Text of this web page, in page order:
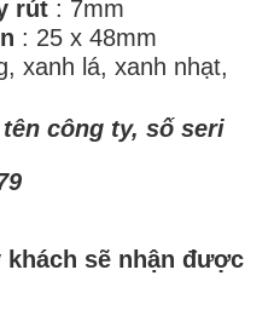
rút : 7mm
: 25 x 48mm
xanh lá, xanh nhạt,
công ty, số seri
sẽ nhận được